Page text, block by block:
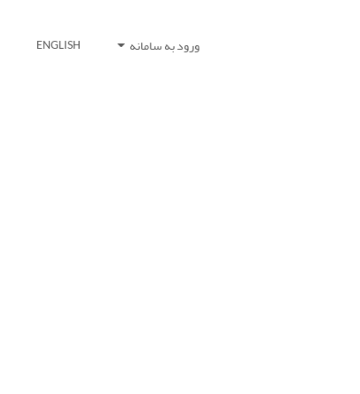
ورود به سامانه ENGLISH